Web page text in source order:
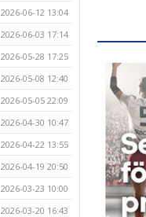
2026-06-12 13:04
2026-06-03 17:14
2026-05-28 17:25
2026-05-08 12:40
2026-05-05 22:09
2026-04-30 10:47
2026-04-22 13:55
2026-04-19 20:50
2026-03-23 10:00
2026-03-20 16:43